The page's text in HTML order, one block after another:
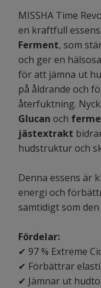
MISSHA Time
en kraftfull essens
Ferment, som
och ger en
för att jämna ut
på åldrande och
återfuktning.
Glucan och
jästextrakt
hudstruktur och
Denna essens är
energi och
samtidigt som
Fördelar:
✔ 97 % Extreme
✔ Förbättrar
✔ Jämnar ut